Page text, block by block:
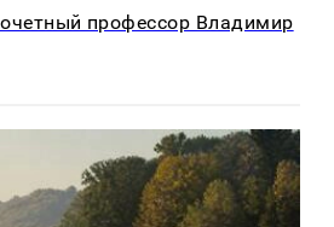
профессор Владимир